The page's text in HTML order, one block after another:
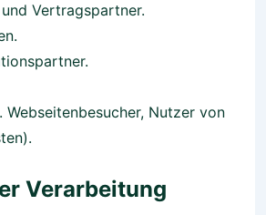
Vertragspartner.
Webseitenbesucher, Nutzer von
Verarbeitung